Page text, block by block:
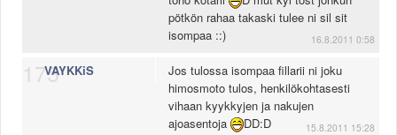
pötkön rahaa takaski tulee ni sil sit
isompaa ::)
16.8.2011 0:58
175VAYKKiS
Jos tulossa isompaa fillarii ni joku
himosmoto tulos, henkilökohtasesti
vihaan kyykkyjen ja nakujen
ajoasentoja
DD:D 15.8.2011 15:28